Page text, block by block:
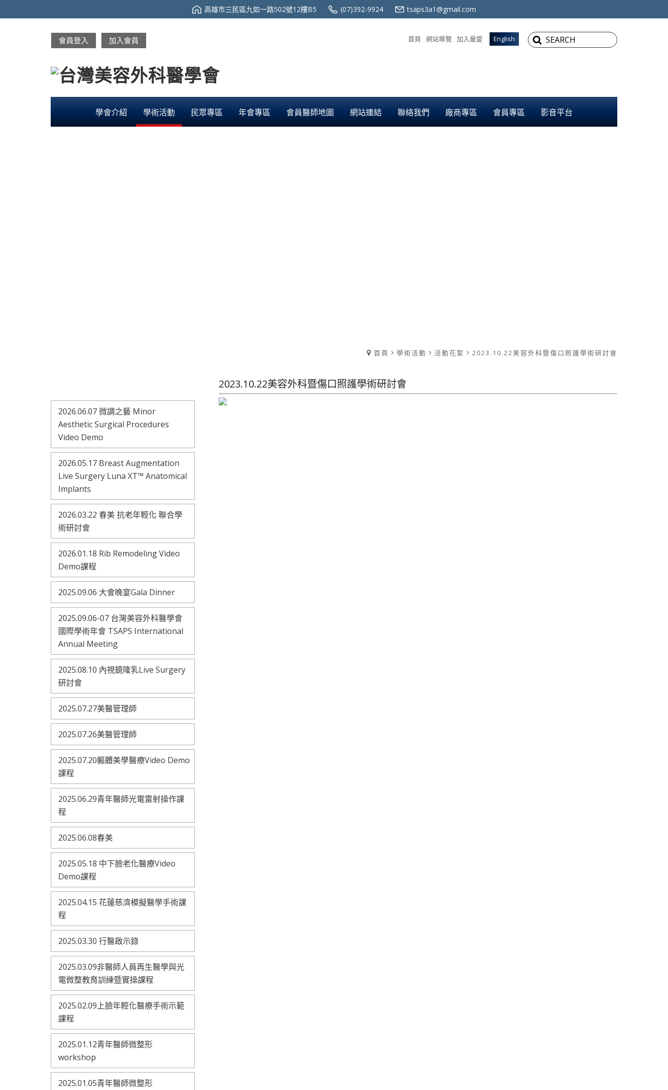
高雄市三民區九如一路502號12樓B5 (07)392-9924 tsaps3a1@gmail.com
首頁 網站導覽 加入最愛 English
會員登入 加入會員
學會介紹 學術活動 民眾專區 年會專區 會員醫師地圖 網站連結 聯絡我們 廠商專區 會員專區 影音平台
首頁 學術活動 活動花絮 2023.10.22美容外科暨傷口照護學術研討會
2026.06.07 微調之藝 Minor
Aesthetic Surgical Procedures
Video Demo
2026.05.17 Breast Augmentation
Live Surgery Luna XT™ Anatomical
Implants
2026.03.22 春美 抗老年輕化 聯合學
術研討會
2026.01.18 Rib Remodeling Video
Demo課程
2025.09.06 大會晚宴Gala Dinner
2025.09.06-07 台灣美容外科醫學會
國際學術年會 TSAPS International
Annual Meeting
2025.08.10 內視鏡隆乳Live Surgery
研討會
2025.07.27美醫管理師
2025.07.26美醫管理師
2025.07.20軀體美學醫療Video Demo
課程
2025.06.29青年醫師光電雷射操作課
程
2025.06.08春美
2025.05.18 中下臉老化醫療Video
Demo課程
2025.04.15 花蓮慈濟模擬醫學手術課
程
2025.03.30 行醫啟示錄
2025.03.09非醫師人員再生醫學與光
電微整教育訓練暨實操課程
2025.02.09上臉年輕化醫療手術示範
課程
2025.01.12青年醫師微整形
workshop
2025.01.05青年醫師微整形
2023.10.22美容外科暨傷口照護學術研討會